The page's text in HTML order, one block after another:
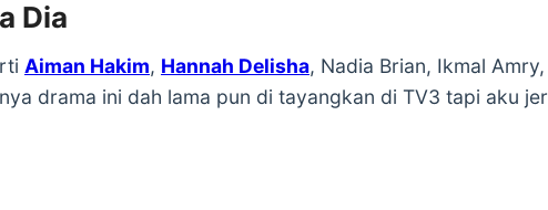
Dia
Aiman Hakim, Hannah Delisha, Nadia Brian, Ikmal Amry,
drama ini dah lama pun di tayangkan di TV3 tapi aku jer